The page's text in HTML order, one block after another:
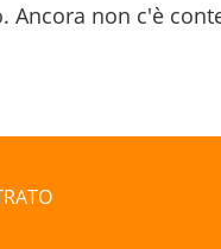
Ancora non c'è